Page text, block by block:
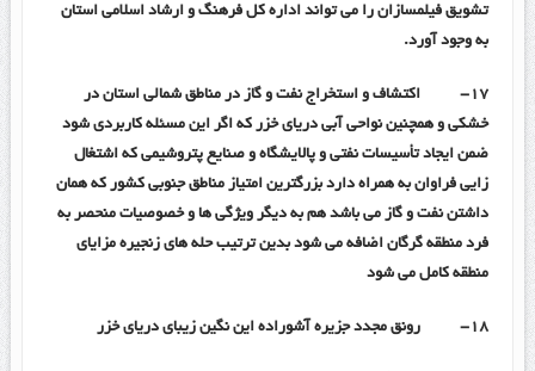
تشویق فیلمسازان را می تواند اداره کل فرهنگ و ارشاد اسلامی استان
به وجود آورد.
۱۷-
اکتشاف و استخراج نفت و گاز در مناطق شمالی استان در
خشکی و همچنین نواحی آبی دریای خزر که اگر این مسئله کاربردی شود
ضمن ایجاد تأسیسات نفتی و پالایشگاه و صنایع پتروشیمی که اشتغال
زایی فراوان به همراه دارد بزرگترین امتیاز مناطق جنوبی کشور که همان
داشتن نفت و گاز می باشد هم به دیگر ویژگی ها و خصوصیات منحصر به
فرد منطقه گرگان اضافه می شود بدین ترتیب حله های زنجیره مزایای
منطقه کامل می شود
۱۸- رونق مجدد جزیره آشوراده این نگین زیبای دریای خزر